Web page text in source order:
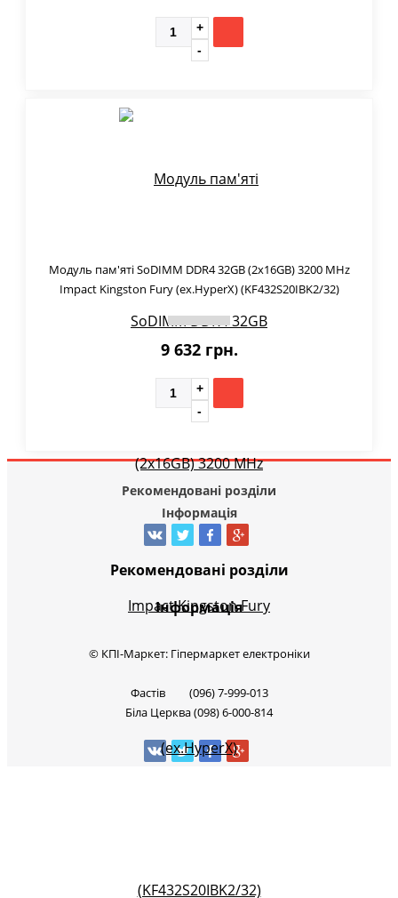
Модуль пам'яті SoDIMM DDR4 32GB (2x16GB) 3200 MHz
Impact Kingston Fury (ex.HyperX) (KF432S20IBK2/32)
9 632 грн.
Рекомендовані розділи
Інформація
Рекомендовані розділи
Інформація
© КПІ-Маркет: Гіпермаркет електроніки
Фастів (096) 7-999-013
Біла Церква (098) 6-000-814